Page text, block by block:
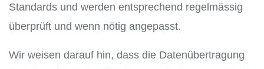
Standards und werden entsprechend regelmässig
überprüft und wenn nötig angepasst.
Wir weisen darauf hin, dass die Datenübertragung